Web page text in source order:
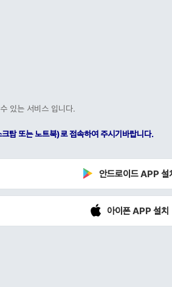
있는 서비스 입니다.
또는 노트북)로 접속하여 주시기바랍니다.
안드로이드 APP 설
아이폰 APP 설치